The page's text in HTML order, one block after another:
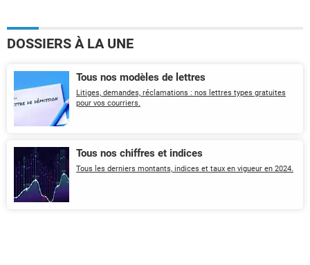
DOSSIERS À LA UNE
Tous nos modèles de lettres
Litiges, demandes, réclamations : nos lettres types gratuites
pour vos courriers.
Tous nos chiffres et indices
Tous les derniers montants, indices et taux en vigueur en 2024.